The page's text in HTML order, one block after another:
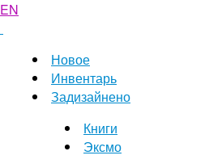
EN
Новое
Инвентарь
Задизайнено
Книги
Эксмо